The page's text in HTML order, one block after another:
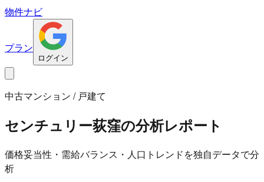
物件ナビ
プラン
ログイン
中古マンション / 戸建て
センチュリー荻窪の分析レポート
価格妥当性・需給バランス・人口トレンドを独自データで分
析